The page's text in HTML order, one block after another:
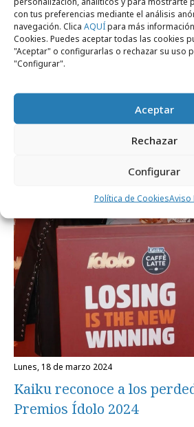
con tus preferencias mediante el análisis
navegación. Clica AQUÍpara más
Cookies. Puedes aceptar todas las cookies
"Aceptar" o configurarlas o rechazar su uso
"Configurar".
Aceptar
Rechazar
Configurar
Política de CookiesAviso
Camela en la nueva
Caffè Latte
lunes, 18 de marzo 2024
Kaiku reconoce a los
Premios Ídolo 2024